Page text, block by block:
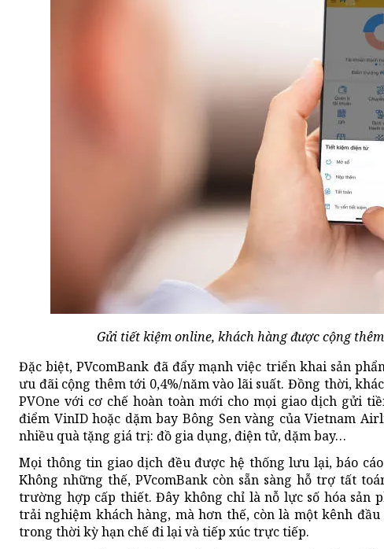
Gửi tiết kiệm online, khách hàng được cộng
Đặc biệt, PVcomBank đã đẩy mạnh việc triển khai sản
ưu đãi cộng thêm tới 0,4%/năm vào lãi suất. Đồng thời,
PVOne với cơ chế hoàn toàn mới cho mọi giao dịch gửi
điểm VinID hoặc dặm bay Bông Sen vàng của Vietnam
nhiều quà tặng giá trị: đồ gia dụng, điện tử, dặm bay…
Mọi thông tin giao dịch đều được hệ thống lưu lại, báo
Không những thế, PVcomBank còn sẵn sàng hỗ trợ tất
trường hợp cấp thiết. Đây không chỉ là nỗ lực số hóa sản
trải nghiệm khách hàng, mà hơn thế, còn là một kênh
trong thời kỳ hạn chế đi lại và tiếp xúc trực tiếp.